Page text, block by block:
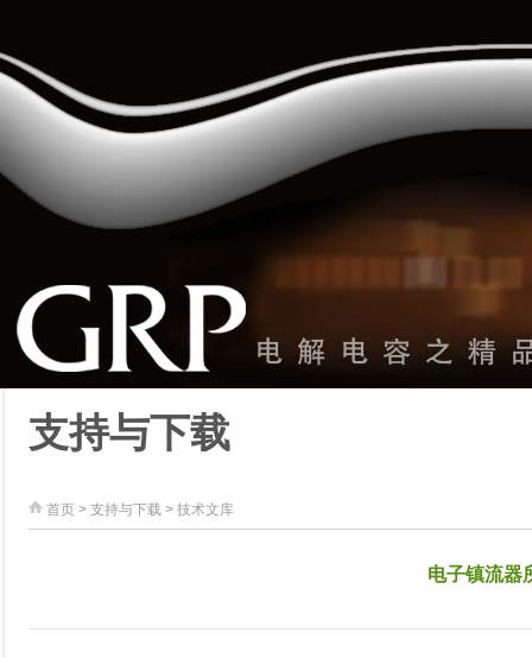
支持与下载
首页 > 支持与下载 > 技术文库
电子镇流器